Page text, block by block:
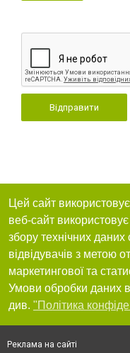
Відправити
Цей сайт
веб-сайт використовує
збору технічних даних
відвідувачів з метою
маркетингової та
Умови обробки даних
див. "Політика
Реклама на сайті